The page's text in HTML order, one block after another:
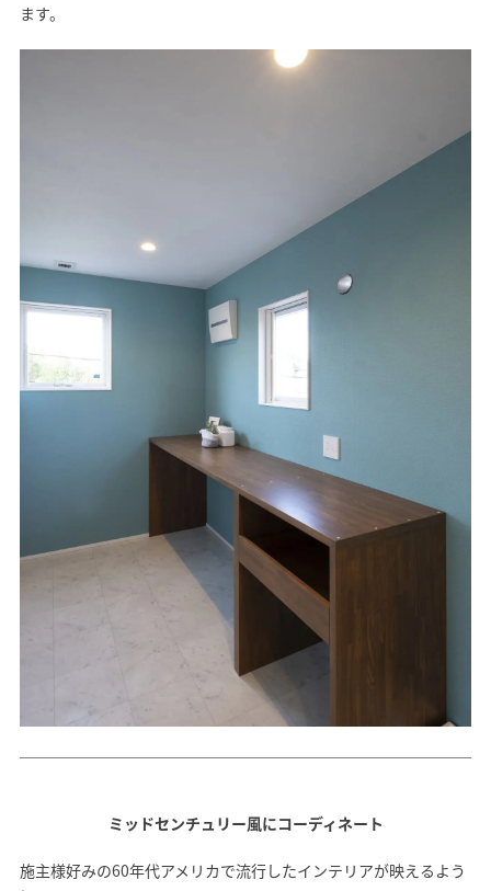
ます。
ミッドセンチュリー風にコーディネート
施主様好みの60年代アメリカで流行したインテリアが映えるよう